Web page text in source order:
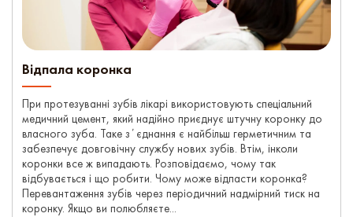
Відпала коронка
При протезуванні зубів лікарі використовують спеціальний
медичний цемент, який надійно приєднує штучну коронку до
власного зуба. Таке зʼєднання є найбільш герметичним та
забезпечує довговічну службу нових зубів. Втім, інколи
коронки все ж випадають. Розповідаємо, чому так
відбувається і що робити. Чому може відпасти коронка?
Перевантаження зубів через періодичний надмірний тиск на
коронку. Якщо ви полюбляєте...